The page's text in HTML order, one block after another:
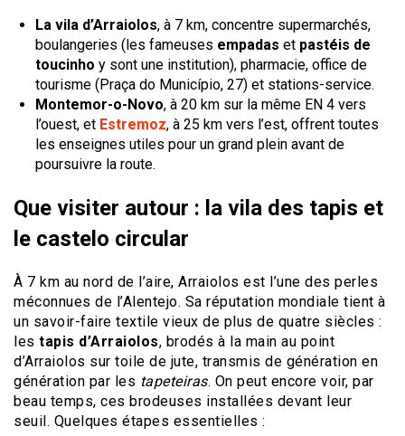
La vila d’Arraiolos, à 7 km, concentre supermarchés,
boulangeries (les fameuses empadas et pastéis de
toucinho y sont une institution), pharmacie, office de
tourisme (Praça do Município, 27) et stations-service.
Montemor-o-Novo, à 20 km sur la même EN 4 vers
l’ouest, et Estremoz, à 25 km vers l’est, offrent toutes
les enseignes utiles pour un grand plein avant de
poursuivre la route.
Que visiter autour : la vila des tapis et
le castelo circular
À 7 km au nord de l’aire, Arraiolos est l’une des perles
méconnues de l’Alentejo. Sa réputation mondiale tient à
un savoir-faire textile vieux de plus de quatre siècles :
les tapis d’Arraiolos, brodés à la main au point
d’Arraiolos sur toile de jute, transmis de génération en
génération par les tapeteiras. On peut encore voir, par
beau temps, ces brodeuses installées devant leur
seuil. Quelques étapes essentielles :